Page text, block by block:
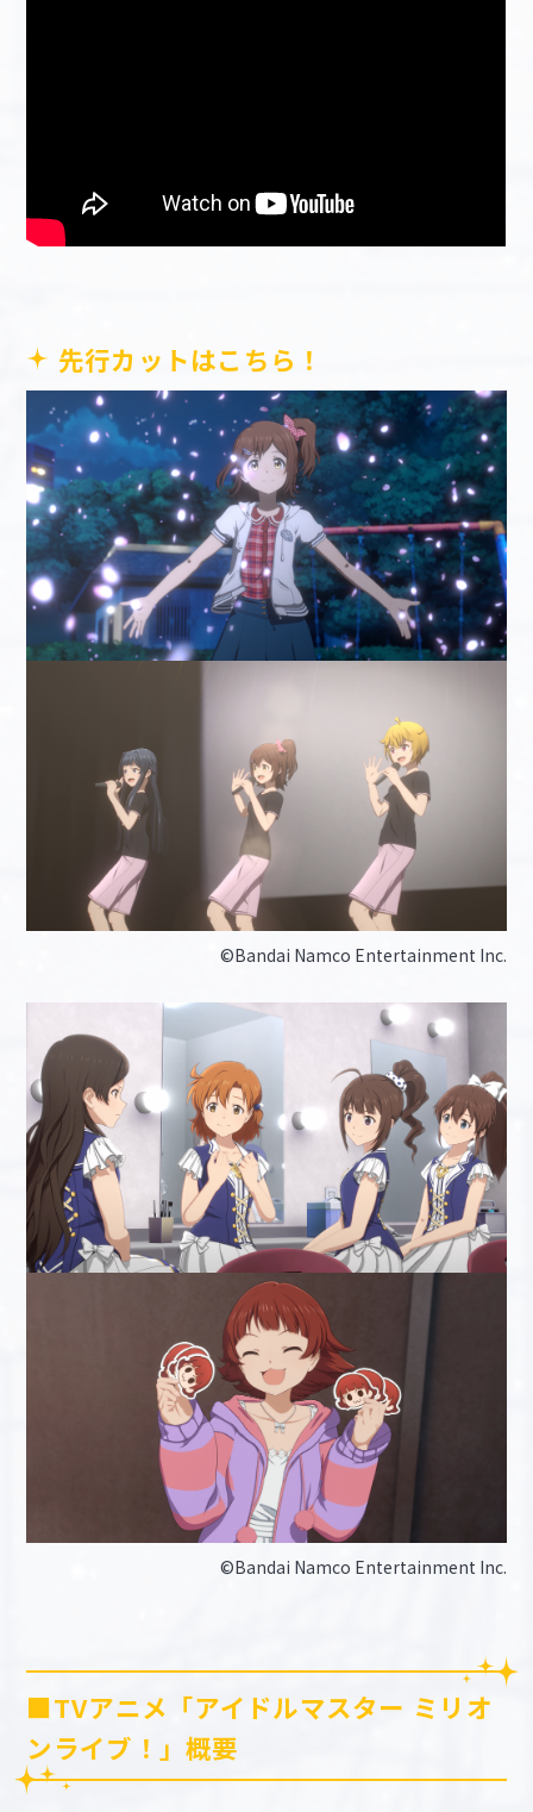
先行カットはこちら！
©Bandai Namco Entertainment Inc.
©Bandai Namco Entertainment Inc.
■TVアニメ「アイドルマスター ミリオ
ンライブ！」概要